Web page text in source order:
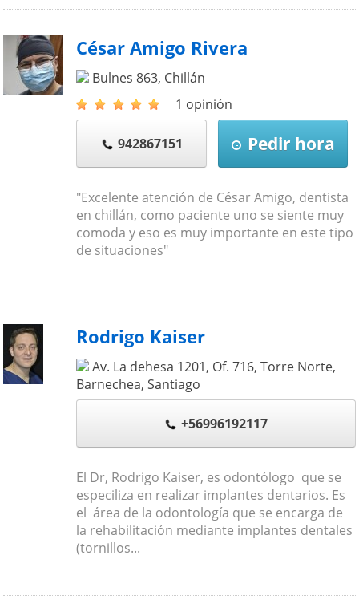
César Amigo Rivera
Bulnes 863, Chillán
1 opinión
942867151 Pedir hora
"Excelente atención de César Amigo, dentista
en chillán, como paciente uno se siente muy
comoda y eso es muy importante en este tipo
de situaciones"
Rodrigo Kaiser
Av. La dehesa 1201, Of. 716, Torre Norte,
Barnechea,Santiago
+56996192117
El Dr, Rodrigo Kaiser, es odontólogo que se
especiliza en realizar implantes dentarios. Es
el área de la odontología que se encarga de
la rehabilitación mediante implantes dentales
(tornillos...